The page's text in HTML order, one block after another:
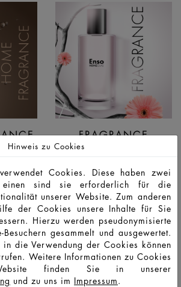
FRAGRANCE
Hinweis zu Cookies
Cookies. Diese haben zwei
einen sind sie erforderlich für die
unserer Website. Zum anderen
der Cookies unsere Inhalte für Sie
Hierzu werden pseudonymisierte
gesammelt und ausgewertet.
in die Verwendung der Cookies können
Weitere Informationen zu Cookies
finden Sie in unserer
und zu uns im Impressum.